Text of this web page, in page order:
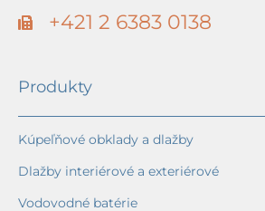
+421 2 6383 0138
Produkty
Kúpeľňové obklady a dlažby
Dlažby interiérové a exteriérové
Vodovodné batérie